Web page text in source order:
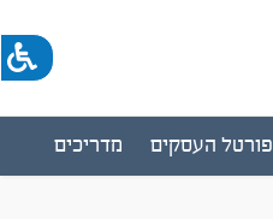
מדריכים פורטל העסקים